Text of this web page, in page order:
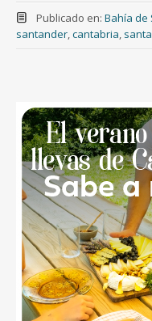
Publicado en: Bahía de
santander,cantabria,